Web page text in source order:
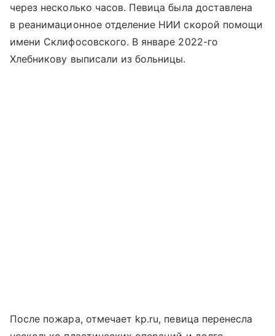
через несколько часов. Певица была доставлена
в реанимационное отделение НИИ скорой помощи
имени Склифосовского. В январе 2022-го
Хлебникову выписали из больницы.
После пожара, отмечает kp.ru, певица перенесла